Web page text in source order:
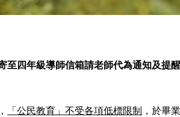
四年級導師信箱請老師代為通知及提
「公民教育」不受各項低標限制
，於畢